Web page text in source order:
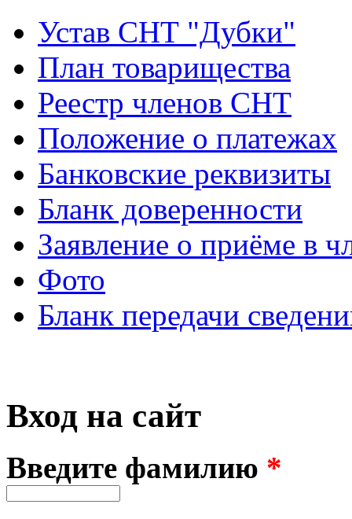
Устав CНТ "Дубки"
План товарищества
Реестр членов CНТ
Положение о платежах
Банковские реквизиты
Бланк доверенности
Заявление о приёме в
Фото
Бланк передачи
Вход на сайт
Введите фамилию *